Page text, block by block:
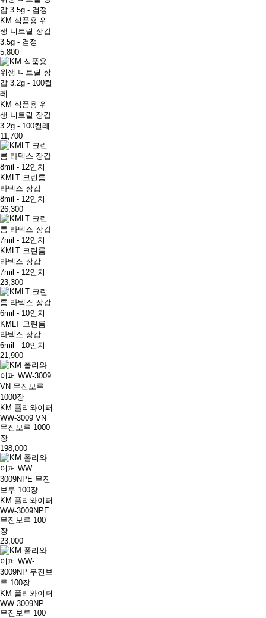
KM 식품용 위
생 니트릴 장갑
3.5g - 검정
5,800
KM 식품용 위
생 니트릴 장갑
3.2g - 100켤레
11,700
KMLT 크린룸
라텍스 장갑
8mil - 12인치
26,300
KMLT 크린룸
라텍스 장갑
7mil - 12인치
23,300
KMLT 크린룸
라텍스 장갑
6mil - 10인치
21,900
KM 폴리와이퍼
WW-3009 VN
무진보루 1000
장
198,000
KM 폴리와이퍼
WW-3009NPE
무진보루 100
장
23,000
KM 폴리와이퍼
WW-3009NP
무진보루 100